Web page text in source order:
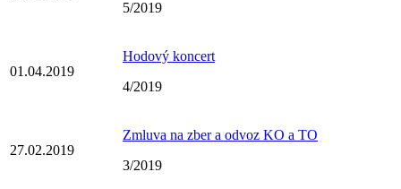
5/2019
01.04.2019
Hodový koncert
4/2019
27.02.2019
Zmluva na zber a odvoz KO a TO
3/2019